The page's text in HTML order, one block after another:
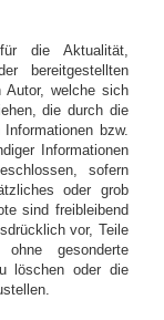
die Aktualität,
bereitgestellten
Autor, welche sich
die durch die
bzw.
Informationen
sofern
oder grob
sind freibleibend
vor, Teile
gesonderte
löschen oder die